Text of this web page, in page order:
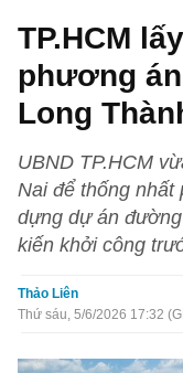
TP.HCM
phương
Long
UBND TP.HCM
Nai để thống
dựng dự án
kiến khởi công
Thảo Liên
Thứ sáu, 5/6/2026 17:32